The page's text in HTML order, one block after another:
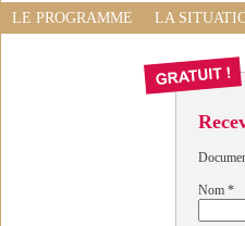
LE PROGRAMME LA
Nom *